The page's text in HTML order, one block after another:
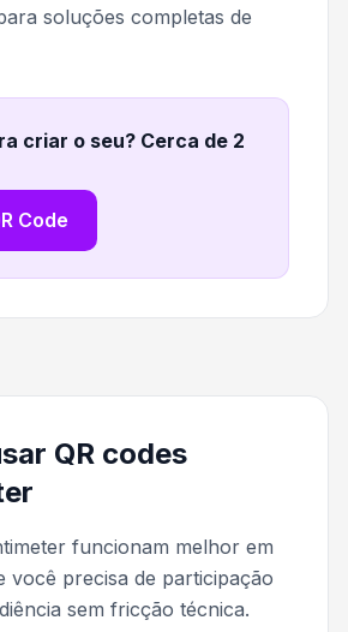
soluções completas de
criar o seu? Cerca de 2
Code
QR codes
funcionam melhor em
você precisa de participação
sem fricção técnica.